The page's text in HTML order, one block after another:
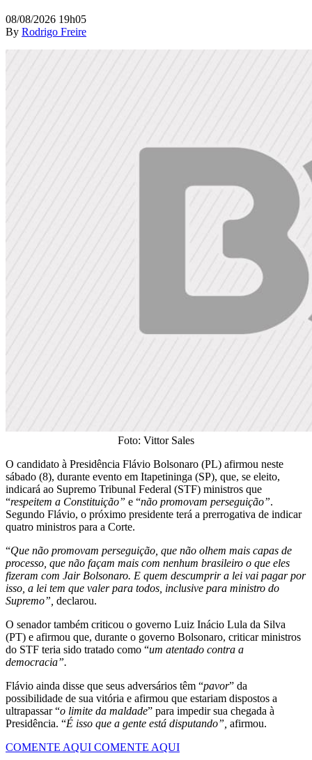
08/08/2026 19h05
By Rodrigo Freire
Foto: Vittor Sales
O candidato à Presidência Flávio Bolsonaro (PL) afirmou neste
sábado (8), durante evento em Itapetininga (SP), que, se eleito,
indicará ao Supremo Tribunal Federal (STF) ministros que
“respeitem a Constituição” e “não promovam perseguição”.
Segundo Flávio, o próximo presidente terá a prerrogativa de indicar
quatro ministros para a Corte.
“Que não promovam perseguição, que não olhem mais capas de
processo, que não façam mais com nenhum brasileiro o que eles
fizeram com Jair Bolsonaro. E quem descumprir a lei vai pagar por
isso, a lei tem que valer para todos, inclusive para ministro do
Supremo”, declarou.
O senador também criticou o governo Luiz Inácio Lula da Silva
(PT) e afirmou que, durante o governo Bolsonaro, criticar ministros
do STF teria sido tratado como “um atentado contra a
democracia”.
Flávio ainda disse que seus adversários têm “pavor” da
possibilidade de sua vitória e afirmou que estariam dispostos a
ultrapassar “o limite da maldade” para impedir sua chegada à
Presidência. “É isso que a gente está disputando”, afirmou.
COMENTE AQUI COMENTE AQUI